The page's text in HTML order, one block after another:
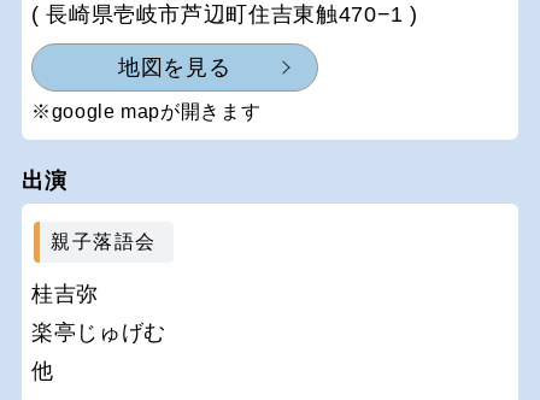
( 長崎県壱岐市芦辺町住吉東触470−1 )
地図を見る
※google mapが開きます
出演
親子落語会
桂吉弥
楽亭じゅげむ
他